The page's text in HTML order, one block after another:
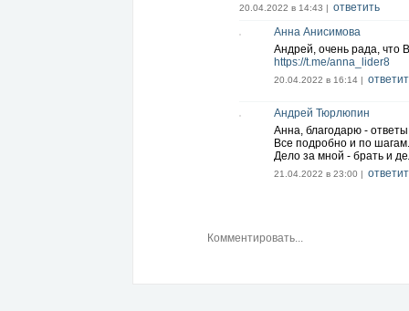
20.04.2022 в 14:43 | ответить
Анна Анисимова
Андрей, очень рада, что
https://t.me/anna_lider8
20.04.2022 в 16:14 |
Андрей Тюрлюпин
Анна, благодарю -
Все подробно и по шагам.
Дело за мной - брать и
21.04.2022 в 23:00 |